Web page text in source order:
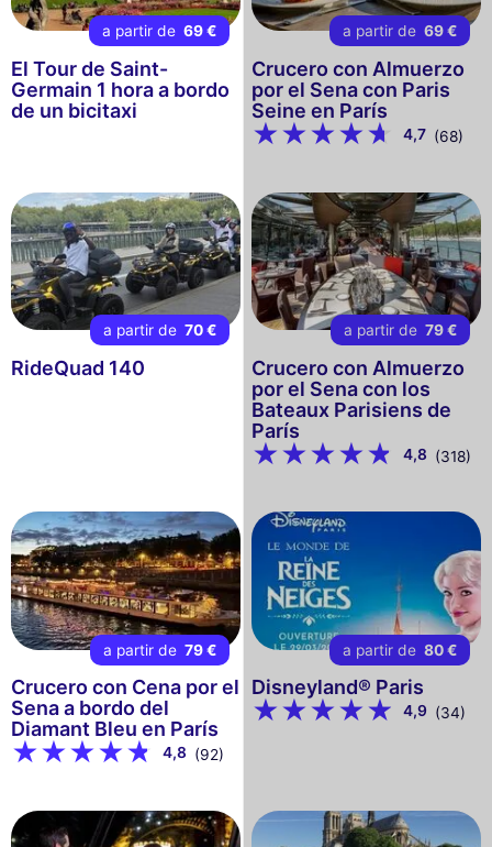
cookies
a partir de 69 €
El Tour de Saint-
Germain 1 hora a bordo
de un bicitaxi
a partir de 69 €
Crucero con Almuerzo
por el Sena con Paris
Seine en París
4,7 (68)
a partir de 70 €
RideQuad 140
a partir de 79 €
Crucero con Almuerzo
por el Sena con los
Bateaux Parisiens de
París
4,8 (318)
a partir de 79 €
Crucero con Cena por el
Sena a bordo del
Diamant Bleu en París
4,8 (92)
a partir de 80 €
Disneyland® Paris
4,9 (34)